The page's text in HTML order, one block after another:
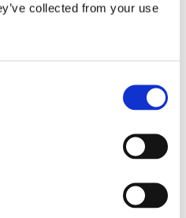
collected from your use
funktion, form och
Home